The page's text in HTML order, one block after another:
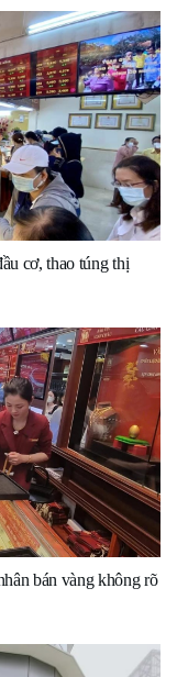
cơ, thao túng thị
bán vàng không rõ